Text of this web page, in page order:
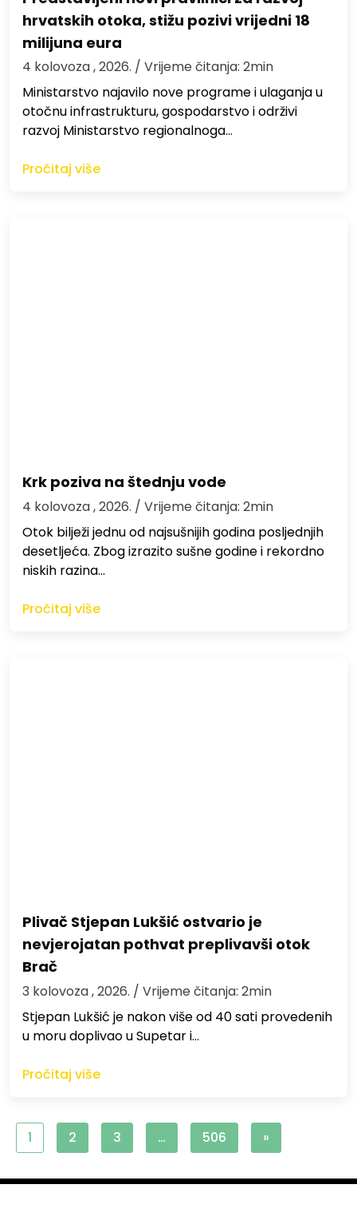
hrvatskih otoka, stižu pozivi vrijedni 18
milijuna eura
4 kolovoza , 2026. / Vrijeme čitanja: 2min
Ministarstvo najavilo nove programe i ulaganja u
otočnu infrastrukturu, gospodarstvo i održivi
razvoj Ministarstvo regionalnoga…
Pročitaj više
Krk poziva na štednju vode
4 kolovoza , 2026. / Vrijeme čitanja: 2min
Otok bilježi jednu od najsušnijih godina posljednjih
desetljeća. Zbog izrazito sušne godine i rekordno
niskih razina…
Pročitaj više
Plivač Stjepan Lukšić ostvario je
nevjerojatan pothvat preplivavši otok
Brač
3 kolovoza , 2026. / Vrijeme čitanja: 2min
St​jepan Lukšić je nakon više od 40 sati provedenih
u moru doplivao u Supetar i…
Pročitaj više
1 2 3 … 506 »